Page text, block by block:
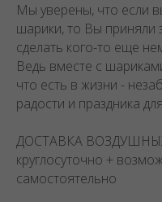
Мы уверены, что если
шарики, то Вы приняли
сделать кого-то еще
Ведь вместе с
что есть в жизни -
радости и праздника
ДОСТАВКА
круглосуточно +
самостоятельно